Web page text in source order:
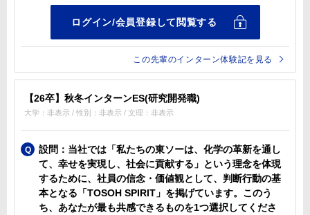
この先輩のインターン体験記を見る
【26卒】秋冬インターンES(研究開発職)
大学：非表示 / 性別：非表示 / 文理：非表示
設問：当社では「私たちの東ソーは、化学の革新を通し
て、幸せを実現し、社会に貢献する」という理念を体現
するために、社員の信念・価値観として、判断行動の基
本となる「TOSOH SPIRIT」を掲げています。このう
ち、あなたが最も共感できるものを1つ選択してくださ